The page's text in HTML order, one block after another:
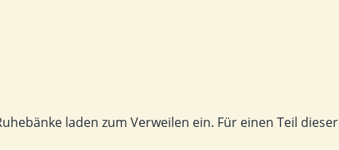
laden zum Verweilen ein. Für einen Teil dieser